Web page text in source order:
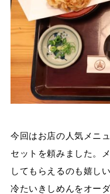
今回はお店の人気メニ
セットを頼みました。
してもらえるのも嬉し
冷たいきしめんをオーダ